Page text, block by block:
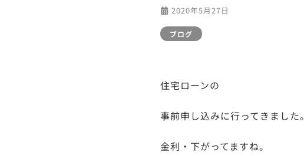
2020年5月27日
ブログ
住宅ローンの
事前申し込みに行ってきました。
金利・下がってますね。